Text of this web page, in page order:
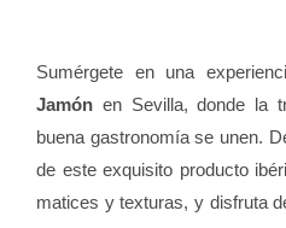
Sumérgete en una
Jamón en Sevilla, donde la
buena gastronomía se unen.
de este exquisito producto
matices y texturas, y disfruta